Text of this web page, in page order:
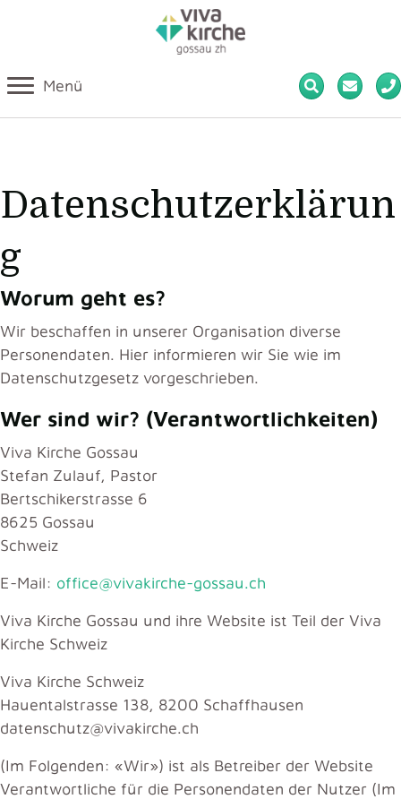
Menü
Datenschutzerklärun
g
Worum geht es?
Wir beschaffen in unserer Organisation diverse
Personendaten. Hier informieren wir Sie wie im
Datenschutzgesetz vorgeschrieben.
Wer sind wir? (Verantwortlichkeiten)
Viva Kirche Gossau
Stefan Zulauf, Pastor
Bertschikerstrasse 6
8625 Gossau
Schweiz
E-Mail: office@vivakirche-gossau.ch
Viva Kirche Gossau und ihre Website ist Teil der Viva
Kirche Schweiz
Viva Kirche Schweiz
Hauentalstrasse 138, 8200 Schaffhausen
datenschutz@vivakirche.ch
(Im Folgenden: «Wir») ist als Betreiber der Website
Verantwortliche für die Personendaten der Nutzer (Im